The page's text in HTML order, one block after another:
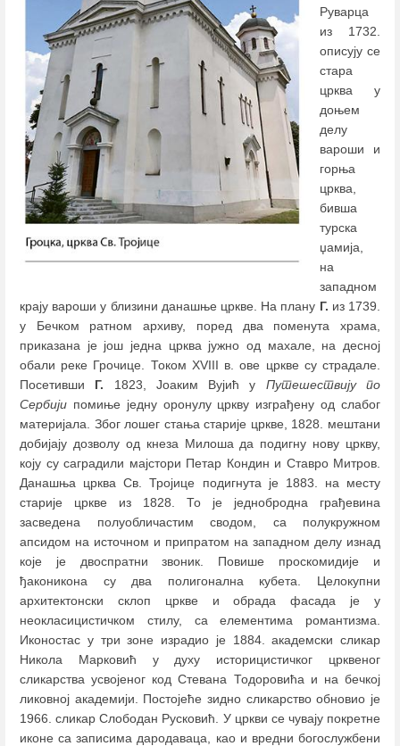
Руварца
из 1732.
описују се
стара
црква у
доњем
делу
вароши и
горња
црква,
бивша
турска
џамија,
на
западном
крају вароши у близини данашње цркве. На плану Г. из 1739.
у Бечком ратном архиву, поред два поменута храма,
приказана је још једна црква јужно од махале, на десној
обали реке Грочице. Током XVIII в. ове цркве су страдале.
Посетивши Г. 1823, Јоаким Вујић у Путешествију по
Сербији помиње једну оронулу цркву изграђену од слабог
материјала. Због лошег стања старије цркве, 1828. мештани
добијају дозволу од кнеза Милоша да подигну нову цркву,
коју су саградили мајстори Петар Кондин и Ставро Митров.
Данашња црква Св. Тројице подигнута је 1883. на месту
старије цркве из 1828. То је једнобродна грађевина
засведена полуобличастим сводом, са полукружном
апсидом на источном и припратом на западном делу изнад
које је двоспратни звоник. Повише проскомидије и
ђаконикона су два полигонална кубета. Целокупни
архитектонски склоп цркве и обрада фасада је у
неокласицистичком стилу, са елементима романтизма.
Иконостас у три зоне израдио је 1884. академски сликар
Никола Марковић у духу историцистичког црквеног
сликарства усвојеног код Стевана Тодоровића и на бечкој
ликовној академији. Постојеће зидно сликарство обновио је
1966. сликар Слободан Русковић. У цркви се чувају покретне
иконе са записима дародаваца, као и вредни богослужбени